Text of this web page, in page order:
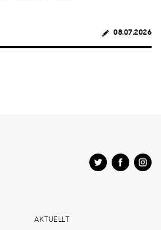
08.07.2026
AKTUELLT